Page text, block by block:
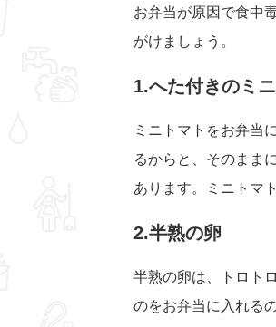
お弁当が原因で食中
がけましょう。
1.へた付きのミ
ミニトマトをお弁当
るからと、そのまま
あります。ミニトマ
2.半熟の卵
半熟の卵は、トロト
のをお弁当に入れる